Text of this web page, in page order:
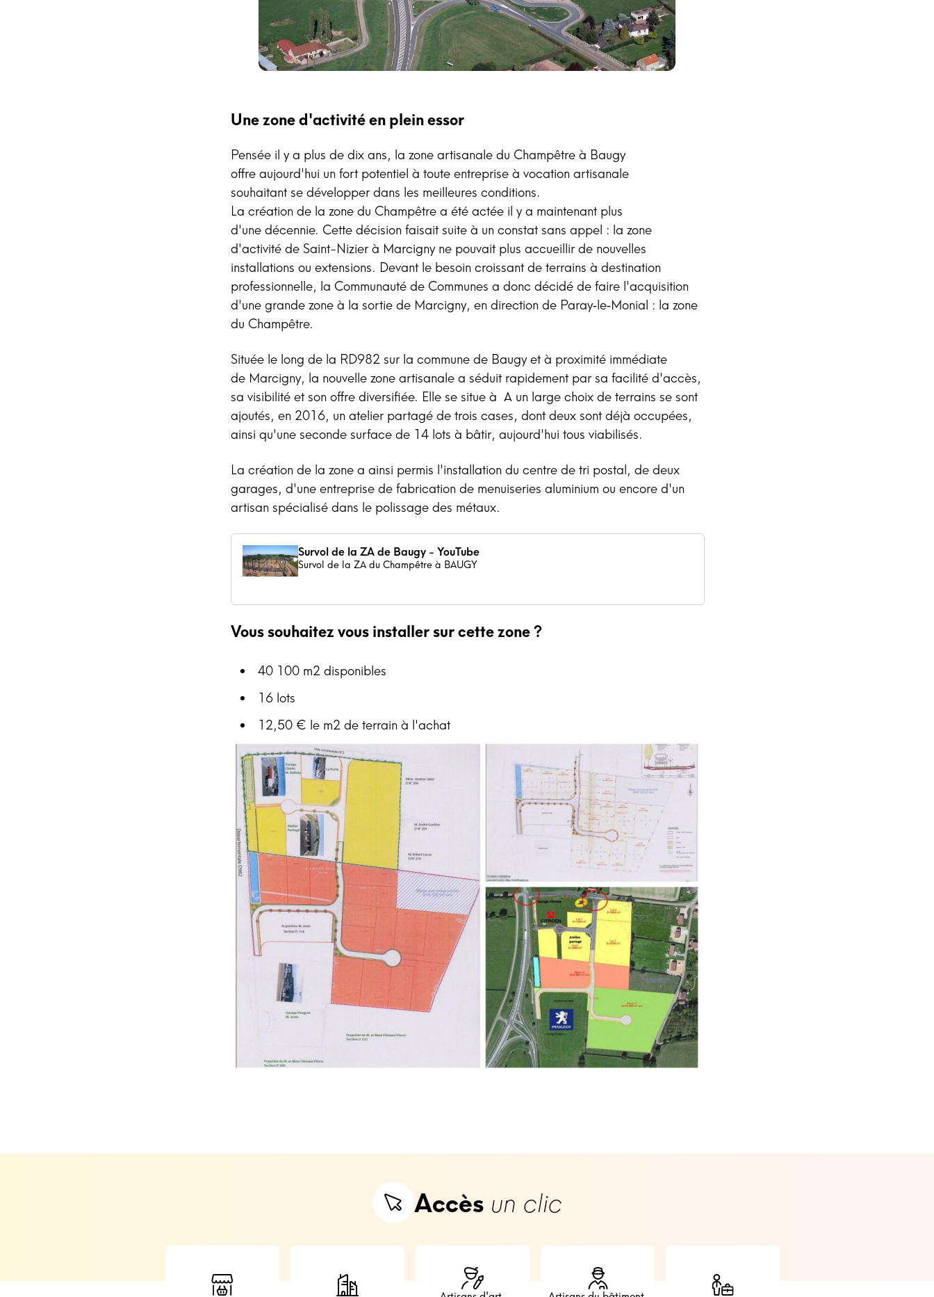
Une zone d'activité en plein essor
Pensée il y a plus de dix ans, la zone artisanale du Champêtre à Baugy
offre aujourd'hui un fort potentiel à toute entreprise à vocation artisanale
souhaitant se développer dans les meilleures conditions.
La création de la zone du Champêtre a été actée il y a maintenant plus
d'une décennie. Cette décision faisait suite à un constat sans appel : la zone
d'activité de Saint-Nizier à Marcigny ne pouvait plus accueillir de nouvelles
installations ou extensions. Devant le besoin croissant de terrains à destination
professionnelle, la Communauté de Communes a donc décidé de faire l'acquisition
d'une grande zone à la sortie de Marcigny, en direction de Paray‑le‑Monial : la zone
du Champêtre.
Située le long de la RD982 sur la commune de Baugy et à proximité immédiate
de Marcigny, la nouvelle zone artisanale a séduit rapidement par sa facilité d'accès,
sa visibilité et son offre diversifiée. Elle se situe à A un large choix de terrains se sont
ajoutés, en 2016, un atelier partagé de trois cases, dont deux sont déjà occupées,
ainsi qu'une seconde surface de 14 lots à bâtir, aujourd'hui tous viabilisés.
La création de la zone a ainsi permis l'installation du centre de tri postal, de deux
garages, d'une entreprise de fabrication de menuiseries aluminium ou encore d'un
artisan spécialisé dans le polissage des métaux.
Survol de la ZA de Baugy - YouTube
Survol de la ZA du Champêtre à BAUGY
Vous souhaitez vous installer sur cette zone ?
40 100 m2 disponibles
16 lots
12,50 € le m2 de terrain à l'achat
Accès un clic